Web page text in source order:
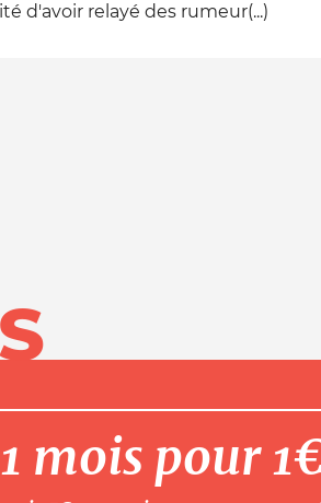
d'avoir relayé des rumeur(...)
1 mois pour